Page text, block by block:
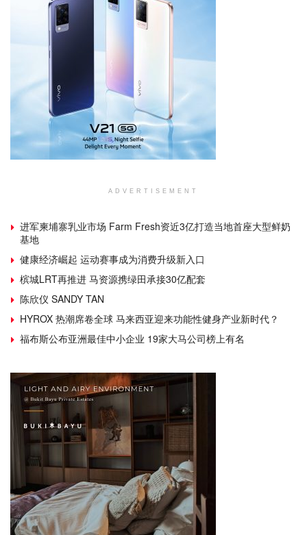
ADVERTISEMENT
进军柬埔寨乳业市场 Farm Fresh资近3亿打造当地首座大型鲜奶
基地
健康经济崛起 运动赛事成为消费升级新入口
槟城LRT再推进 马资源携绿田承接30亿配套
陈欣仪 SANDY TAN
HYROX 热潮席卷全球 马来西亚迎来功能性健身产业新时代？
福布斯公布亚洲最佳中小企业 19家大马公司榜上有名